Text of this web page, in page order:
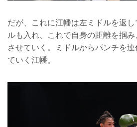
だが、これに江幡は左ミドルを返
ルも入れ、これで自身の距離を掴
させていく。ミドルからパンチを
ていく江幡。